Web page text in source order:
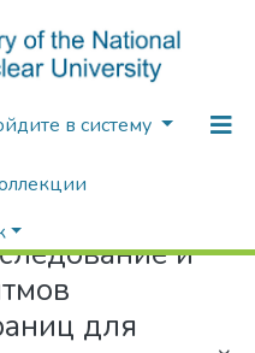
в систему
и
для